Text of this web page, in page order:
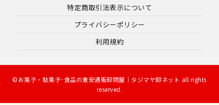
特定商取引法表示について
プライバシーポリシー
利用規約
©お菓子・駄菓子･食品の激安通販卸問屋｜タジマヤ卸ネット all rights
reserved.